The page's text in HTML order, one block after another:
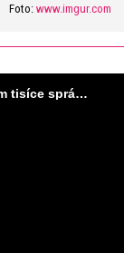
Foto: www.imgur.com
Upútavka: Keď sa rozsvieti svetlo, sú za tým tisíce správnych rozhodnutí. Ako vzniká infraštruktúra, ktorú nevnímame?